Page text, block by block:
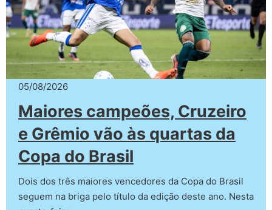
05/08/2026
Maiores campeões, Cruzeiro
e Grêmio vão às quartas da
Copa do Brasil
Dois dos três maiores vencedores da Copa do Brasil
seguem na briga pelo título da edição deste ano. Nesta